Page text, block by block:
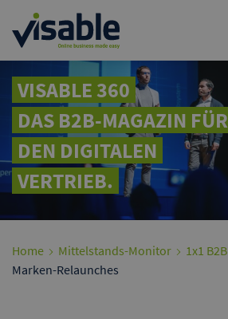
VISABLE 360
DAS B2B-MAGAZIN FÜR
DEN DIGITALEN
VERTRIEB.
Home Mittelstands-Monitor 1x1 B2B
Marken-Relaunches